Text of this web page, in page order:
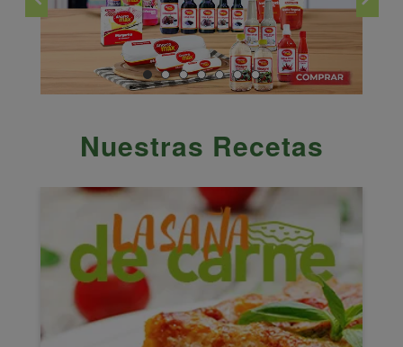
Nuestras Recetas